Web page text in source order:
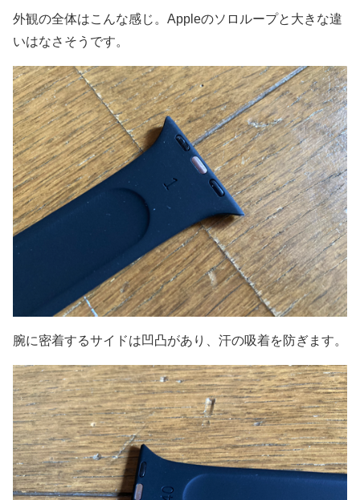
外観の全体はこんな感じ。Appleのソロループと大きな違
いはなさそうです。
腕に密着するサイドは凹凸があり、汗の吸着を防ぎます。